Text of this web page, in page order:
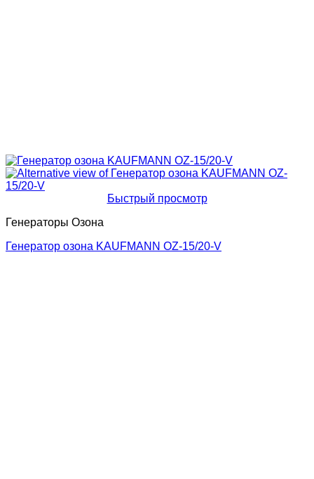
Быстрый просмотр
Генераторы Озона
Генератор озона KAUFMANN OZ-15/20-V